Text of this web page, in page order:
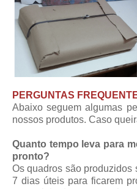
PERGUNTAS
Abaixo seguem algumas
nossos produtos. Caso
Quanto tempo leva para
pronto?
Os quadros são produzidos
7 dias úteis para ficarem